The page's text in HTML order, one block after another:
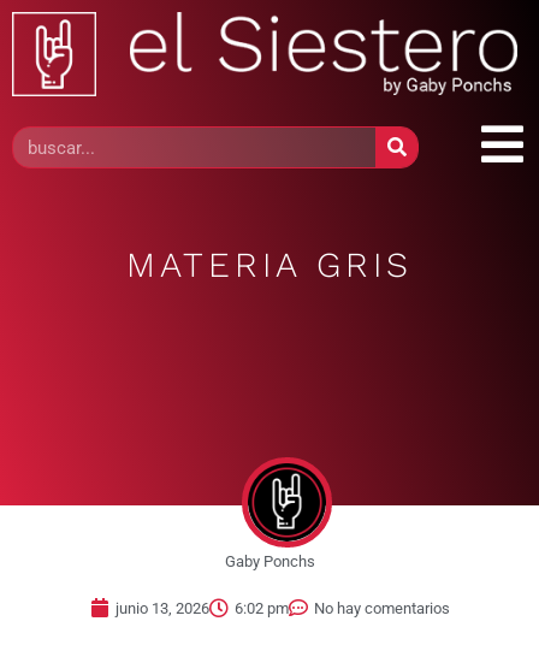
MATERIA GRIS
Gaby Ponchs
junio 13, 2026 6:02 pm No hay comentarios